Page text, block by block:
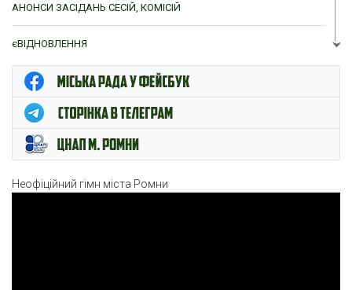
АНОНСИ ЗАСІДАНЬ СЕСІЙ, КОМІСІЙ
єВІДНОВЛЕННЯ
ЦНАП м. Ромни
Неофіційний гімн міста Ромни